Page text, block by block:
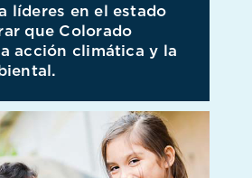
líderes en el estado
que Colorado
acción climática y la